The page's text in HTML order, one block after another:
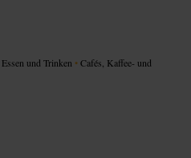
Essen und Trinken •Cafés, Kaffee- und